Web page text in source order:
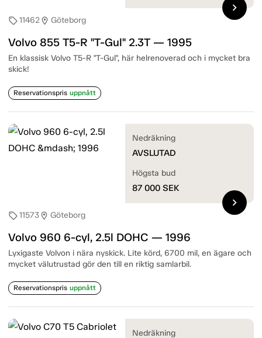
sell11462location_on Göteborg
Volvo 855 T5-R "T-Gul" 2.3T — 1995
En klassisk Volvo T5-R "T-Gul", här helrenoverad och i mycket bra
skick!
Reservationspris uppnått
chevron_right
sell11573location_on Göteborg
Volvo 960 6-cyl, 2.5l DOHC — 1996
Lyxigaste Volvon i nära nyskick. Lite körd, 6700 mil, en ägare och
mycket välutrustad gör den till en riktig samlarbil.
Reservationspris uppnått
Nedräkning
AVSLUTAD
Högsta bud
87 000 SEK
chevron_right
Nedräkning